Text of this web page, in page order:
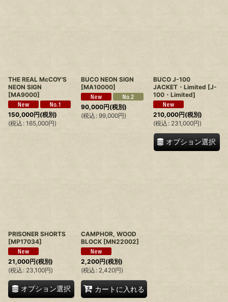
THE REAL McCOY'S
NEON SIGN
[MA9000]
150,000円(税別)
(税込 : 165,000円)
BUCO NEON SIGN
[MA10000]
90,000円(税別)
(税込 : 99,000円)
BUCO J-100
JACKET・Limited [J-
100・Limited]
210,000円(税別)
(税込 : 231,000円)
オプション選択
PRISONER SHORTS
[MP17034]
21,000円(税別)
(税込 : 23,100円)
オプション選択
CAMPHOR, WOOD
BLOCK [MN22002]
2,200円(税別)
(税込 : 2,420円)
カートに入れる